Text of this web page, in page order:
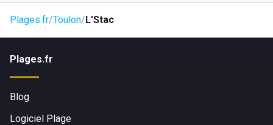
Plages.fr Toulon L'Stac
Plages.fr
Blog
Logiciel Plage